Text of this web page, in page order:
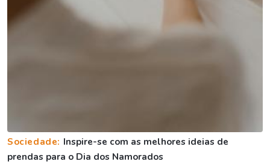
Sociedade: Inspire-se com as melhores ideias de
prendas para o Dia dos Namorados